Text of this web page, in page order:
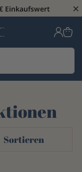
Einkaufswert ×
Sortieren